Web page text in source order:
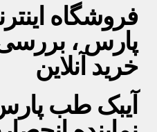
فروشگاه
پارس ،
خرید آنلاین
آیبک طب